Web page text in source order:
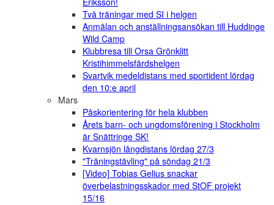
Två träningar med SI i helgen
Anmälan och anställningsansökan till Huddinge
Wild Camp
Klubbresa till Orsa Grönklitt
Kristihimmelsfärdshelgen
Svartvik medeldistans med sportident lördag
den 10:e april
Mars
Påskorientering för hela klubben
Årets barn- och ungdomsförening i Stockholm
är Snättringe SK!
Kvarnsjön långdistans lördag 27/3
"Träningstävling" på söndag 21/3
[Video] Tobias Gelius snackar
överbelastningsskador med StOF projekt
15/16